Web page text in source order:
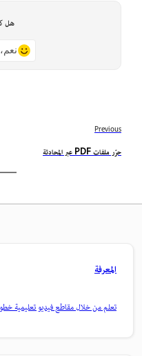
هل
Previous
حرّر ملفات PDF عبر المحادثة
المعرفة
تعلم من خلال مقاطع فيديو تعليمية